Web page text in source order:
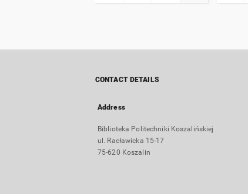
CONTACT DETAILS
Address
Biblioteka Politechniki Koszalińskiej
ul. Racławicka 15-17
75-620 Koszalin